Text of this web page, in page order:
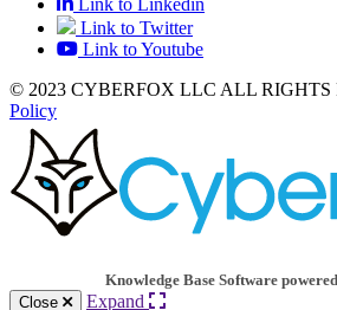
Link to Linkedin
Link to Twitter
Link to Youtube
© 2023 CYBERFOX LLC ALL RIGHTS
Policy
Knowledge Base Software
Close
Expand